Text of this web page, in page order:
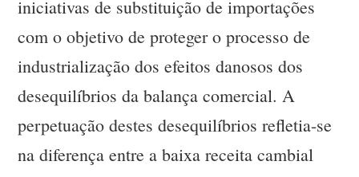
iniciativas de substituição de importações
com o objetivo de proteger o processo de
industrialização dos efeitos danosos dos
desequilíbrios da balança comercial. A
perpetuação destes desequilíbrios refletia-se
na diferença entre a baixa receita cambial